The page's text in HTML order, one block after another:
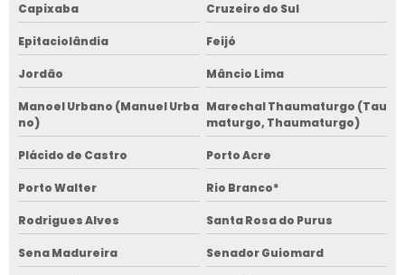
Capixaba Cruzeiro do Sul
Epitaciolândia Feijó
Jordão Mâncio Lima
Manoel Urbano (Manuel Urba
no)
Marechal Thaumaturgo (Tau
maturgo, Thaumaturgo)
Plácido de Castro Porto Acre
Porto Walter Rio Branco*
Rodrigues Alves Santa Rosa do Purus
Sena Madureira Senador Guiomard